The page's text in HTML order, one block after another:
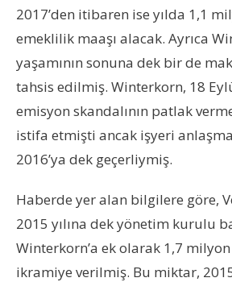
2017’den itibaren ise yılda 1,1
emeklilik maaşı alacak. Ayrıca
yaşamının sonuna dek bir de
tahsis edilmiş. Winterkorn, 18
emisyon skandalının patlak
istifa etmişti ancak işyeri
2016’ya dek geçerliymiş.
Haberde yer alan bilgilere göre,
2015 yılına dek yönetim kurulu
Winterkorn’a ek olarak 1,7
ikramiye verilmiş. Bu miktar,